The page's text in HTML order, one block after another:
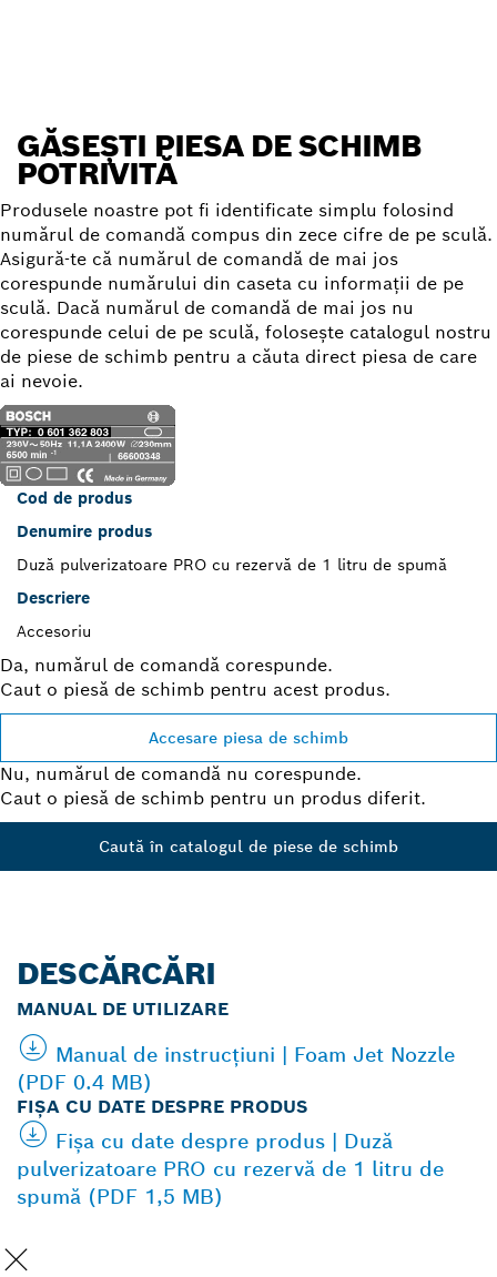
GĂSEŞTI PIESA DE SCHIMB
POTRIVITĂ
Produsele noastre pot fi identificate simplu folosind
numărul de comandă compus din zece cifre de pe sculă.
Asigură-te că numărul de comandă de mai jos
corespunde numărului din caseta cu informaţii de pe
sculă. Dacă numărul de comandă de mai jos nu
corespunde celui de pe sculă, foloseşte catalogul nostru
de piese de schimb pentru a căuta direct piesa de care
ai nevoie.
Cod de produs
Denumire produs
Duză pulverizatoare PRO cu rezervă de 1 litru de spumă
Descriere
Accesoriu
Da, numărul de comandă corespunde.
Caut o piesă de schimb pentru acest produs.
Accesare piesa de schimb
Nu, numărul de comandă nu corespunde.
Caut o piesă de schimb pentru un produs diferit.
Caută în catalogul de piese de schimb
DESCĂRCĂRI
MANUAL DE UTILIZARE
Manual de instrucţiuni | Foam Jet Nozzle
(PDF 0.4 MB)
FIŞA CU DATE DESPRE PRODUS
Fişa cu date despre produs | Duză
pulverizatoare PRO cu rezervă de 1 litru de
spumă (PDF 1,5 MB)